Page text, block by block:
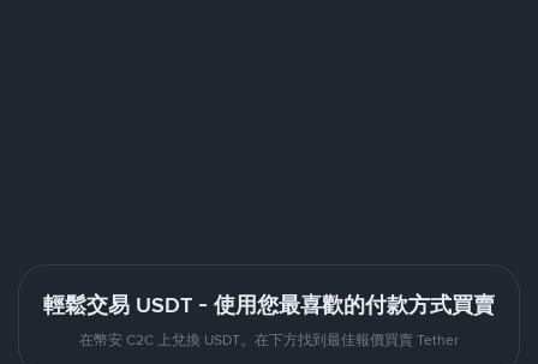
輕鬆交易 USDT - 使用您最喜歡的付款方式買賣
在幣安 C2C 上兌換 USDT。在下方找到最佳報價買賣 Tether